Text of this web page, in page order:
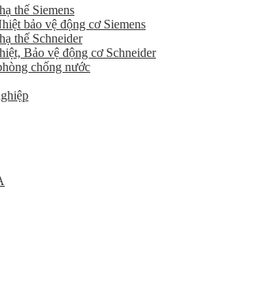
thế Siemens
bảo vệ động cơ Siemens
thế Schneider
Bảo vệ động cơ Schneider
chống nước